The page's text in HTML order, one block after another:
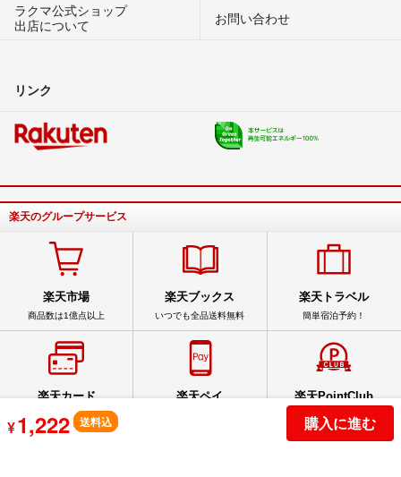
¥1,222 送料込 購入に進む
ラクマ公式ショップ
出店について
お問い合わせ
リンク
楽天のグループサービス
楽天市場
商品数は1億点以上
楽天ブックス
いつでも全品送料無料
楽天トラベル
簡単宿泊予約！
楽天カード
スマホでカンタン申込
楽天ペイ 楽天PointClub
手軽にポイントを確認